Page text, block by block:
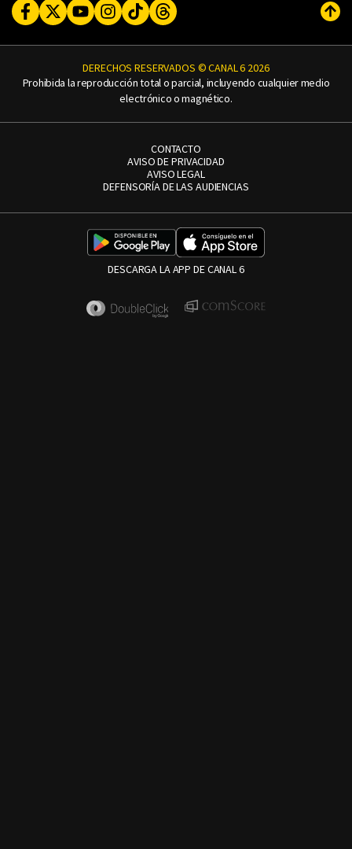
FacebookTwitterYoutubeInstagram
TikTokThreads
DERECHOS RESERVADOS © CANAL 6 2026
Prohibida la reproducción total o parcial, incluyendo cualquier medio
electrónico o magnético.
CONTACTO
AVISO DE PRIVACIDAD
AVISO LEGAL
DEFENSORÍA DE LAS AUDIENCIAS
DESCARGA LA APP DE CANAL 6